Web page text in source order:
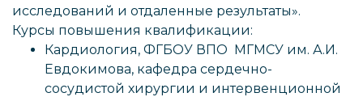
исследований и отдаленные результаты».
Курсы повышения квалификации:
Кардиология, ФГБОУ ВПО МГМСУ им. А.И.
Евдокимова, кафедра сердечно-
сосудистой хирургии и интервенционной